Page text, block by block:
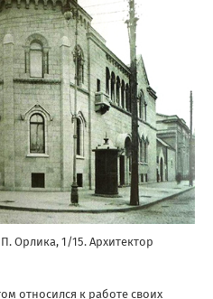
Орлика, 1/15. Архитектор
относился к работе своих